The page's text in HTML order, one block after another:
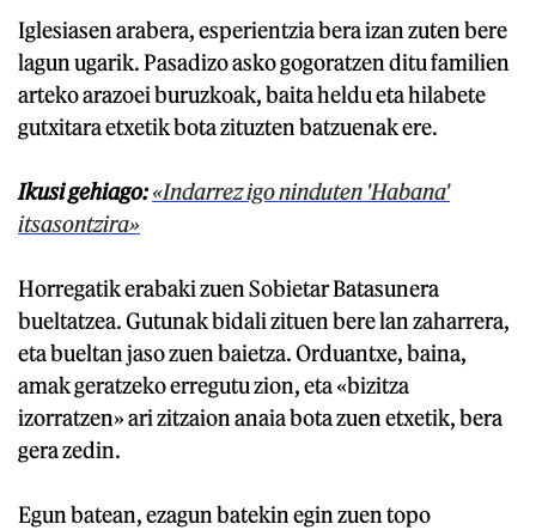
Iglesiasen arabera, esperientzia bera izan zuten bere
lagun ugarik. Pasadizo asko gogoratzen ditu familien
arteko arazoei buruzkoak, baita heldu eta hilabete
gutxitara etxetik bota zituzten batzuenak ere.
Ikusi gehiago:«Indarrez igo ninduten 'Habana'
itsasontzira»
Horregatik erabaki zuen Sobietar Batasunera
bueltatzea. Gutunak bidali zituen bere lan zaharrera,
eta bueltan jaso zuen baietza. Orduantxe, baina,
amak geratzeko erregutu zion, eta «bizitza
izorratzen» ari zitzaion anaia bota zuen etxetik, bera
gera zedin.
Egun batean, ezagun batekin egin zuen topo